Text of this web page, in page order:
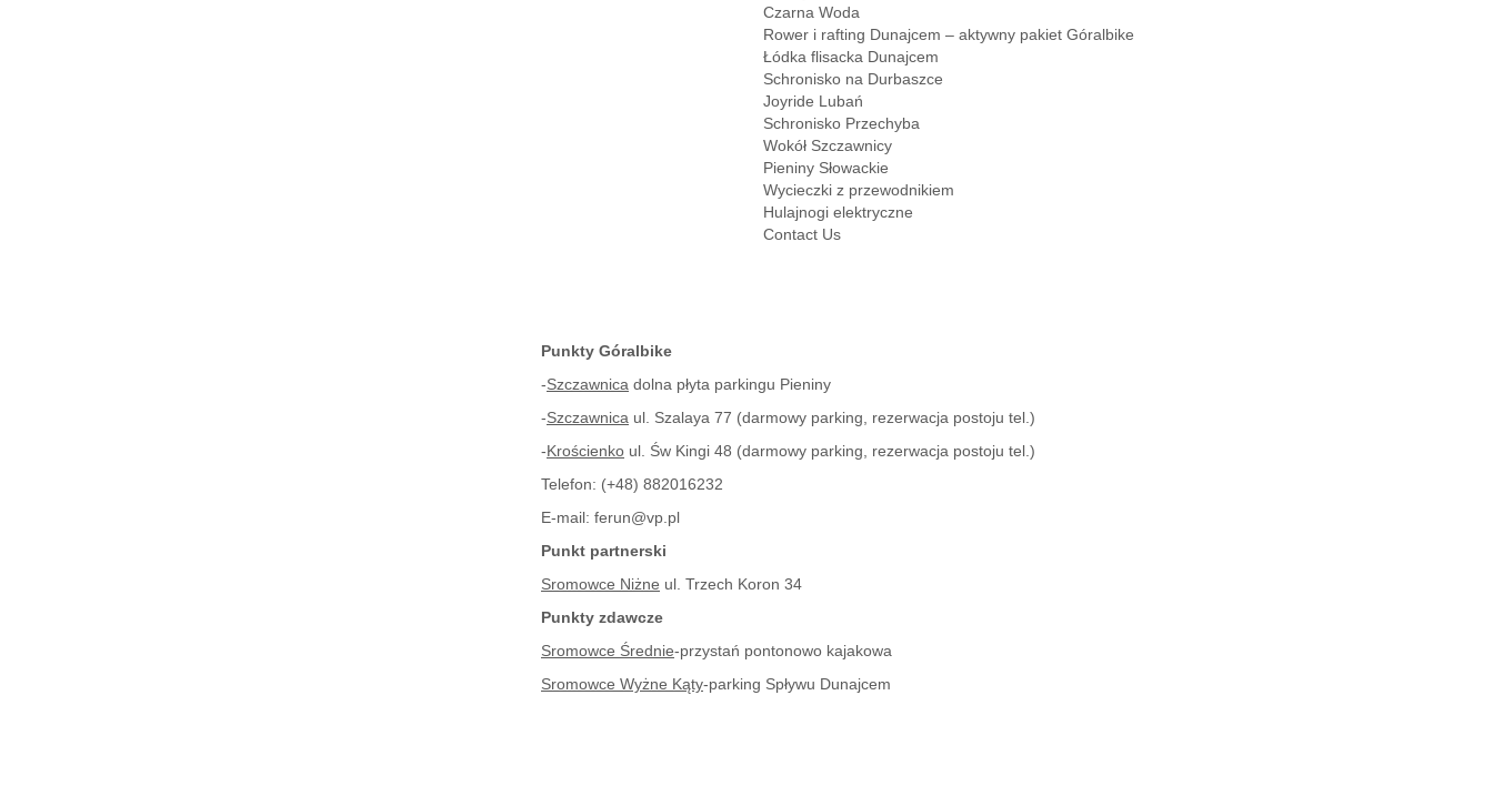
Czarna Woda
Rower i rafting Dunajcem – aktywny pakiet Góralbike
Łódka flisacka Dunajcem
Schronisko na Durbaszce
Joyride Lubań
Schronisko Przechyba
Wokół Szczawnicy
Pieniny Słowackie
Wycieczki z przewodnikiem
Hulajnogi elektryczne
Contact Us
Punkty Góralbike
-Szczawnica dolna płyta parkingu Pieniny
-Szczawnica ul. Szalaya 77 (darmowy parking, rezerwacja postoju tel.)
-Krościenko ul. Św Kingi 48 (darmowy parking, rezerwacja postoju tel.)
Telefon: (+48) 882016232
E-mail: ferun@vp.pl
Punkt partnerski
Sromowce Niżne ul. Trzech Koron 34
Punkty zdawcze
Sromowce Średnie-przystań pontonowo kajakowa
Sromowce Wyżne Kąty-parking Spływu Dunajcem